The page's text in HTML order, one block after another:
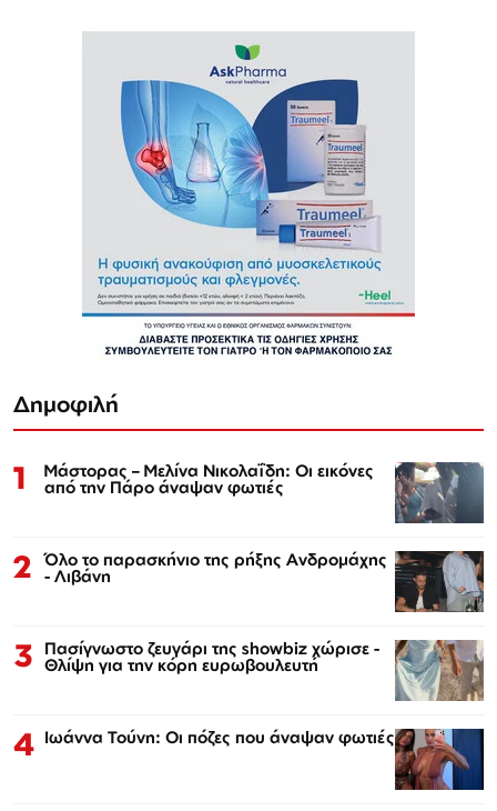
Δημοφιλή
1 Μάστορας – Μελίνα Νικολαΐδη: Οι εικόνες
από την Πάρο άναψαν φωτιές
2 Όλο το παρασκήνιο της ρήξης Ανδρομάχης
- Λιβάνη
3 Πασίγνωστο ζευγάρι της showbiz χώρισε -
Θλίψη για την κόρη ευρωβουλευτή
4 Ιωάννα Τούνη: Οι πόζες που άναψαν φωτιές